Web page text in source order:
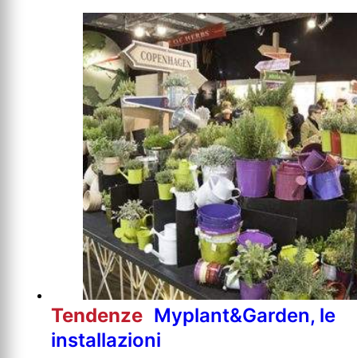
Tendenze Myplant&Garden, le
installazioni